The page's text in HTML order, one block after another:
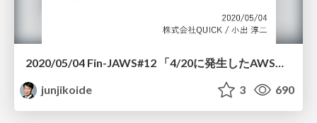
2020/05/04 Fin-JAWS#12 「4/20に発生したAWS障害、何が起きてたの？」
junjikoide
3 690